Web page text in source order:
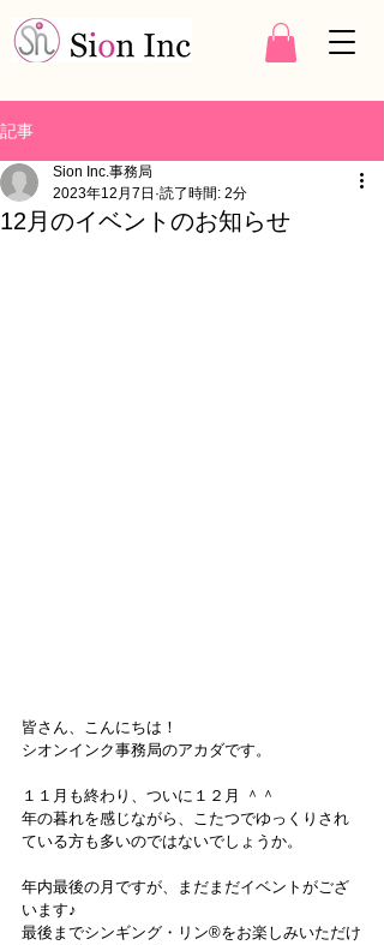
記事
12月のイベントのお知らせ
Sion Inc.事務局
2023年12月7日 読了時間: 2分
皆さん、こんにちは！
シオンインク事務局のアカダです。
１１月も終わり、ついに１２月 ＾＾
年の暮れを感じながら、こたつでゆっくりされ
ている方も多いのではないでしょうか。
年内最後の月ですが、まだまだイベントがござ
います♪
最後までシンギング・リン®をお楽しみいただけ